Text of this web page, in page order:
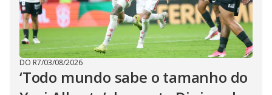
DO R7/03/08/2026
‘Todo mundo sabe o tamanho do